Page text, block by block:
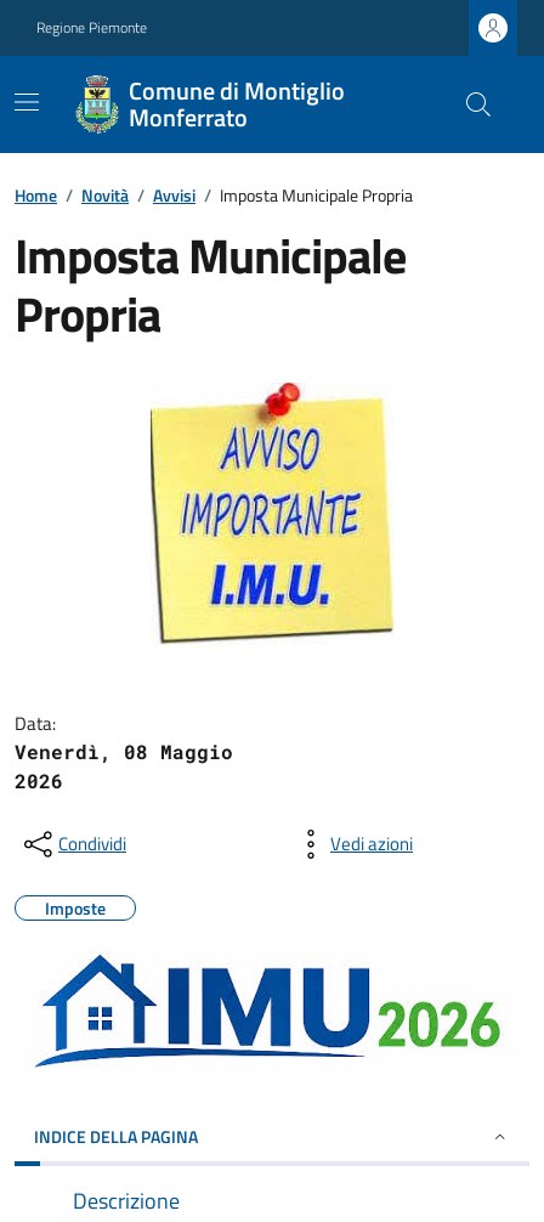
Regione Piemonte
Comune di Montiglio
Monferrato
Home / Novità / Avvisi / Imposta Municipale Propria
Imposta Municipale
Propria
Data:
Venerdì, 08 Maggio
2026
Condividi Vedi azioni
Imposte
INDICE DELLA PAGINA
Descrizione